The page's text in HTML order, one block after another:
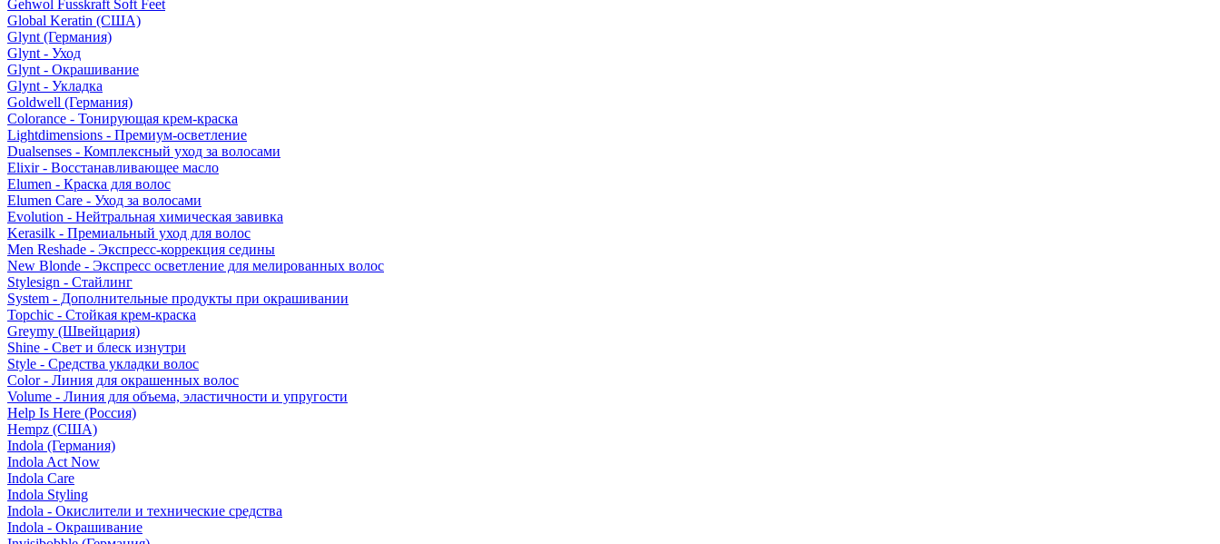
Gehwol Fusskraft Soft Feet
Global Keratin (США)
Glynt (Германия)
Glynt - Уход
Glynt - Окрашивание
Glynt - Укладка
Goldwell (Германия)
Colorance - Тонирующая крем-краска
Lightdimensions - Премиум-осветление
Dualsenses - Комплексный уход за волосами
Elixir - Восстанавливающее масло
Elumen - Краска для волос
Elumen Care - Уход за волосами
Evolution - Нейтральная химическая завивка
Kerasilk - Премиальный уход для волос
Men Reshade - Экспресс-коррекция седины
New Blonde - Экспресс осветление для мелированных волос
Stylesign - Стайлинг
System - Дополнительные продукты при окрашивании
Topchic - Стойкая крем-краска
Greymy (Швейцария)
Shine - Свет и блеск изнутри
Style - Средства укладки волос
Color - Линия для окрашенных волос
Volume - Линия для объема, эластичности и упругости
Help Is Here (Россия)
Hempz (США)
Indola (Германия)
Indola Act Now
Indola Care
Indola Styling
Indola - Окислители и технические средства
Indola - Окрашивание